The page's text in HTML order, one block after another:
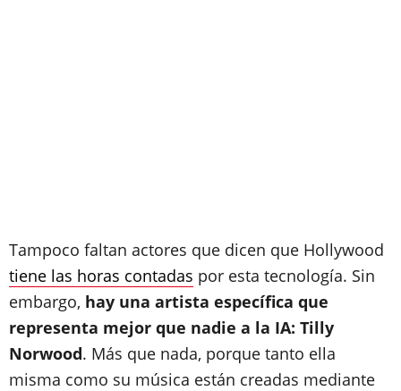
Tampoco faltan actores que dicen que Hollywood
tiene las horas contadas por esta tecnología. Sin
embargo, hay una artista específica que
representa mejor que nadie a la IA: Tilly
Norwood. Más que nada, porque tanto ella
misma como su música están creadas mediante